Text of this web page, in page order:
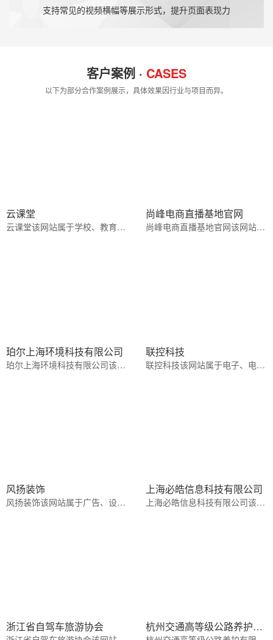
支持常见的视频横幅等展示形式，提升页面表现力
客户案例 · CASES
以下为部分合作案例展示，具体效果因行业与项目而异。
云课堂
云课堂该网站属于学校、教育、培训行业橙色,蓝色系风格
尚峰电商直播基地官网
尚峰电商直播基地官网该网站属于文化、娱乐休闲行业橙色系风格
珀尔上海环境科技有限公司
珀尔上海环境科技有限公司该网站属于电子、电气、电工行业浅蓝色系风格
联控科技
联控科技该网站属于电子、电气、电工行业蓝色系风格
风扬装饰
风扬装饰该网站属于广告、设计装修行业白色系风格
上海必皓信息科技有限公司
上海必皓信息科技有限公司该网站属于IT科技、软件行业绿色,蓝色系风格
浙江省自驾车旅游协会 杭州交通高等级公路养护有限公司